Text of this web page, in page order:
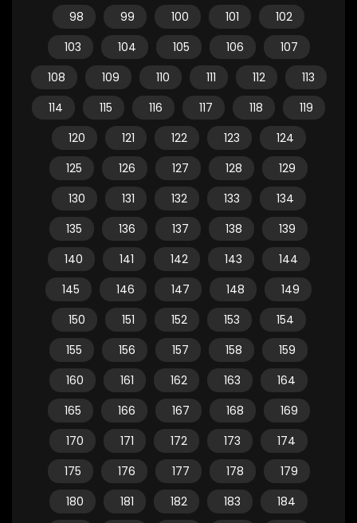
98
99 100 101
102
103
104 105 106
107
108
109 110 111 112
113
114
115 116 117 118
119
120
121 122 123
124
125
126 127 128
129
130
131 132 133
134
135
136 137 138
139
140
141 142 143
144
145
146 147 148
149
150
151 152 153
154
155
156 157 158
159
160
161 162 163
164
165
166 167 168
169
170
171 172 173
174
175
176 177 178
179
180
181 182 183
184